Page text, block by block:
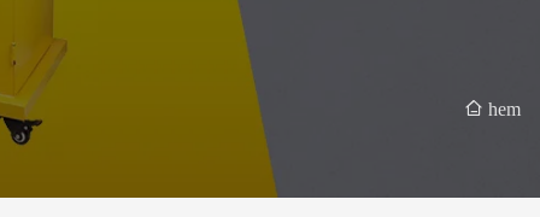
hem